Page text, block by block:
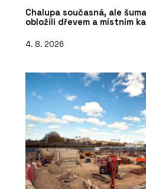
Chalupa současná, ale
obložili dřevem a místním
4. 8. 2026